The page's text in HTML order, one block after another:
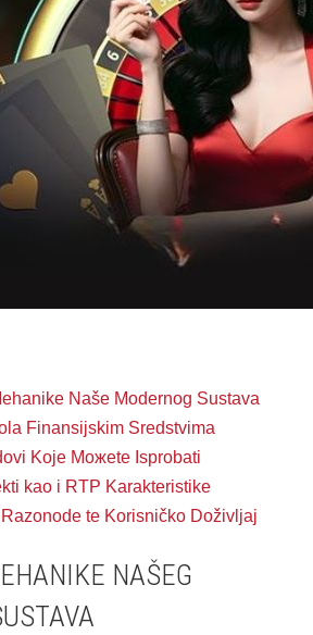
Naše Modernog Sustava
Finansijskim Sredstvima
Koje Можete Isprobati
kao i RTP Karakteristike
te Korisničko Doživljaj
NAŠEG